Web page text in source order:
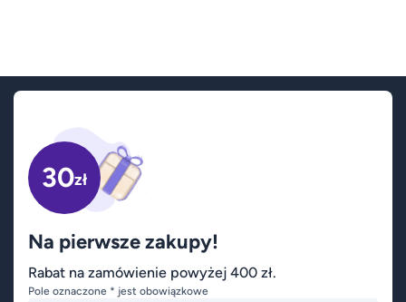
30zł
Na pierwsze zakupy!
Rabat na zamówienie powyżej 400 zł.
Pole oznaczone * jest obowiązkowe